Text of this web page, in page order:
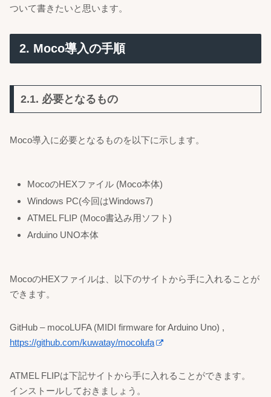
ついて書きたいと思います。
2. Moco導入の手順
2.1. 必要となるもの
Moco導入に必要となるものを以下に示します。
MocoのHEXファイル (Moco本体)
Windows PC(今回はWindows7)
ATMEL FLIP (Moco書込み用ソフト)
Arduino UNO本体
MocoのHEXファイルは、以下のサイトから手に入れることが
できます。
GitHub – mocoLUFA (MIDI firmware for Arduino Uno) ,
https://github.com/kuwatay/mocolufa
ATMEL FLIPは下記サイトから手に入れることができます。
インストールしておきましょう。